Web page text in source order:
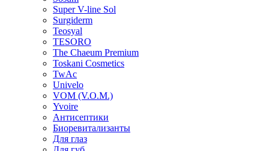
Super V-line Sol
Surgiderm
Teosyal
TESORO
The Chaeum Premium
Toskani Cosmetics
TwAc
Univelo
VOM (V.O.M.)
Yvoire
Антисептики
Биоревитализанты
Для глаз